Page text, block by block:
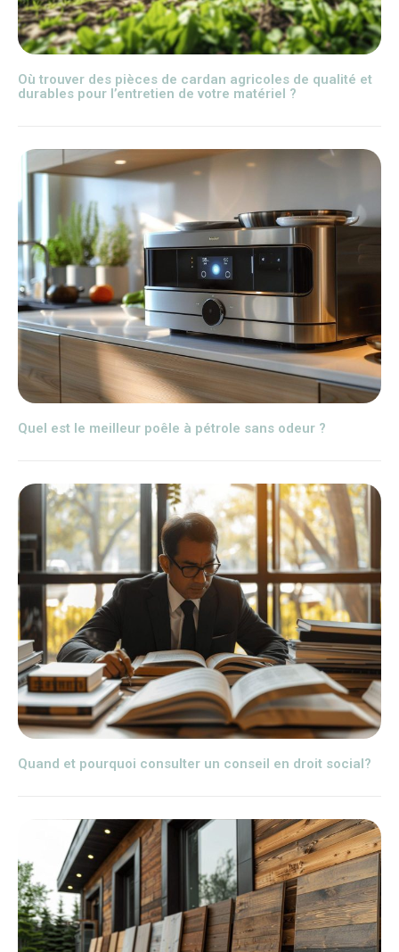
Où trouver des pièces de cardan agricoles de qualité et
durables pour l’entretien de votre matériel ?
Quel est le meilleur poêle à pétrole sans odeur ?
Quand et pourquoi consulter un conseil en droit social?